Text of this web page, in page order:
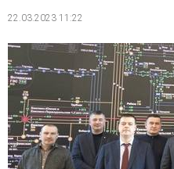
22.03.2023 11:22